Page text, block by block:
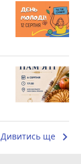
Дивитись ще keyboard_arrow_right